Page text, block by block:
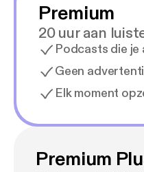
Premium
20 uur aan
Podcasts die
Geen
Elk moment
Premium